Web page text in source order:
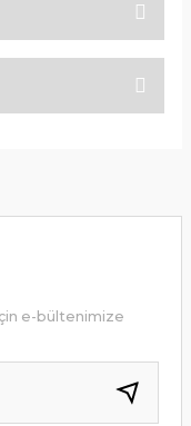
e-bültenimize